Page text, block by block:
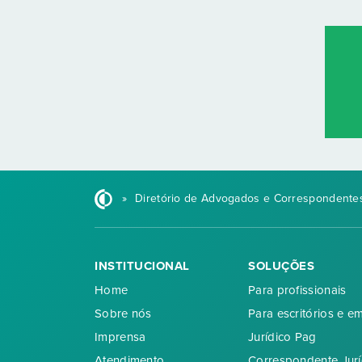
» Diretório de Advogados e
INSTITUCIONAL
Home
Sobre nós
Imprensa
SOLUÇÕES
Para profissionais
Para escritórios e
Jurídico Pag